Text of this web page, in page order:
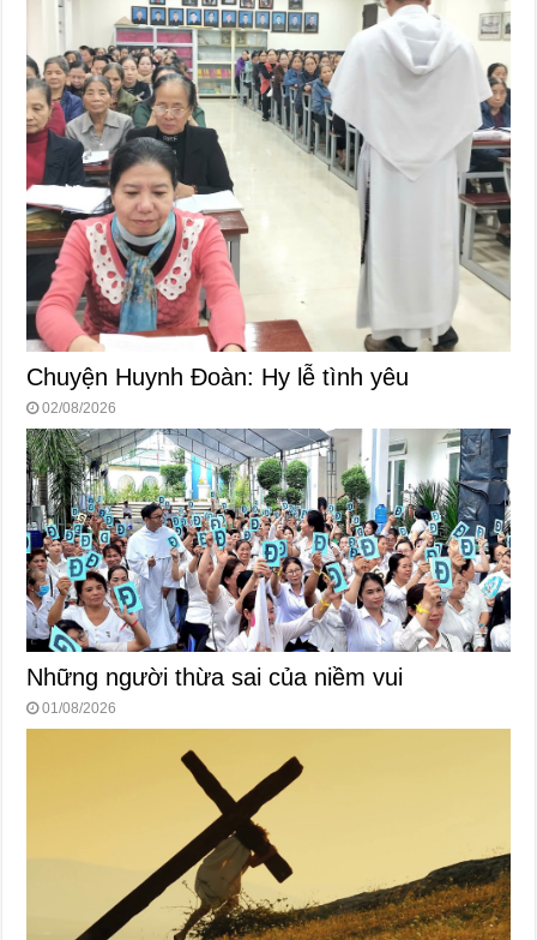
Chuyện Huynh Đoàn: Hy lễ tình yêu
02/08/2026
Những người thừa sai của niềm vui
01/08/2026